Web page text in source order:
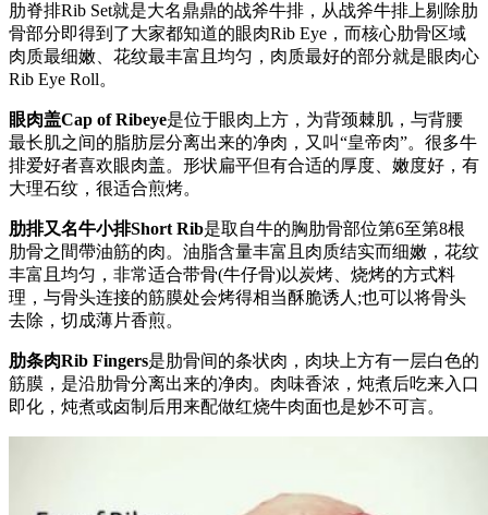
肋脊排Rib Set就是大名鼎鼎的战斧牛排，从战斧牛排上剔除肋
骨部分即得到了大家都知道的眼肉Rib Eye，而核心肋骨区域
肉质最细嫩、花纹最丰富且均匀，肉质最好的部分就是眼肉心
Rib Eye Roll。
眼肉盖Cap of Ribeye是位于眼肉上方，为背颈棘肌，与背腰
最长肌之间的脂肪层分离出来的净肉，又叫“皇帝肉”。很多牛
排爱好者喜欢眼肉盖。形状扁平但有合适的厚度、嫩度好，有
大理石纹，很适合煎烤。
肋排又名牛小排Short Rib是取自牛的胸肋骨部位第6至第8根
肋骨之間帶油筋的肉。油脂含量丰富且肉质结实而细嫩，花纹
丰富且均匀，非常适合带骨(牛仔骨)以炭烤、烧烤的方式料
理，与骨头连接的筋膜处会烤得相当酥脆诱人;也可以将骨头
去除，切成薄片香煎。
肋条肉Rib Fingers是肋骨间的条状肉，肉块上方有一层白色的
筋膜，是沿肋骨分离出来的净肉。肉味香浓，炖煮后吃来入口
即化，炖煮或卤制后用来配做红烧牛肉面也是妙不可言。